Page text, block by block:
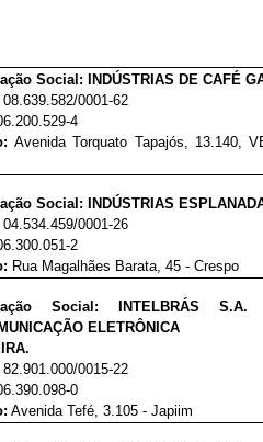
Social: INDÚSTRIAS DE CAFÉ
08.639.582/0001-62
4
Avenida Torquato Tapajós, 13.140,
Social: INDÚSTRIAS
04.534.459/0001-26
2
Rua Magalhães Barata, 45 - Crespo
Social: INTELBRÁS S.A.
ELETRÔNICA
82.901.000/0015-22
0
Avenida Tefé, 3.105 - Japiim